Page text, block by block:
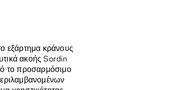
εξάρτημα κράνους
ακοής Sordin
το προσαρμόσιμο